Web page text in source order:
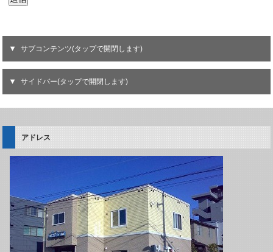
サブコンテンツ(タップで開閉します)
サイドバー(タップで開閉します)
アドレス